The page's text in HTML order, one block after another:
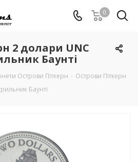
0
2 долари UNC
Баунті
Острови Піткерн - Острови Піткерн
Баунті